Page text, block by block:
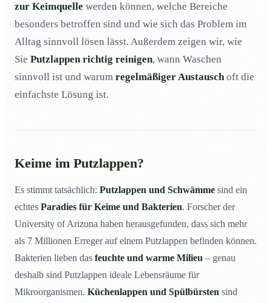
zur Keimquelle werden können, welche Bereiche
besonders betroffen sind und wie sich das Problem im
Alltag sinnvoll lösen lässt. Außerdem zeigen wir, wie
Sie Putzlappen richtig reinigen, wann Waschen
sinnvoll ist und warum regelmäßiger Austauschoft die
einfachste Lösung ist.
Keime im Putzlappen?
Es stimmt tatsächlich: Putzlappen und Schwämme sind ein
echtes Paradies für Keime und Bakterien. Forscher der
University of Arizona haben herausgefunden, dass sich mehr
als 7 Millionen Erreger auf einem Putzlappen befinden können.
Bakterien lieben das feuchte und warme Milieu – genau
deshalb sind Putzlappen ideale Lebensräume für
Mikroorganismen. Küchenlappen und Spülbürsten sind